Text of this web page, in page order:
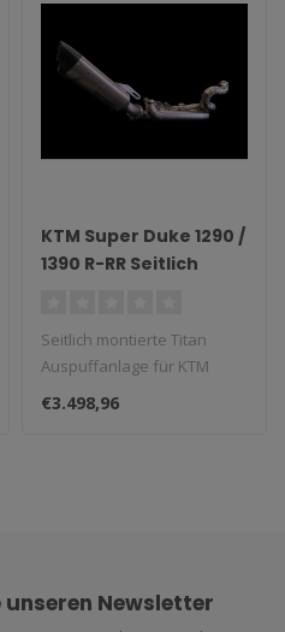
KTM Super Duke 1290 /
1390 R-RR Seitlich
Seitlich montierte Titan
Auspuffanlage für KTM
Super Duke 1290/1390 R-
€3.498,96
unseren Newsletter